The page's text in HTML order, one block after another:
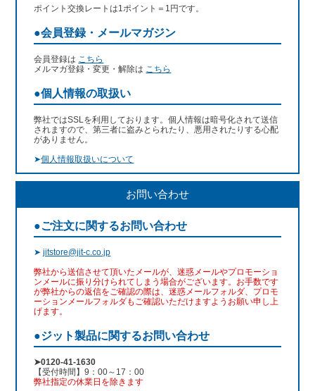
ポイント交換レートは1ポイント＝1円です。
●会員登録・メールマガジン
会員登録は こちら
メルマガ登録・変更・解除は こちら
●個人情報の取扱い
弊社ではSSLを利用しております。個人情報は暗号化されて送信
されますので、第三者に盗みとられたり、悪用されたりする心配
がありません。
➤個人情報取扱いについて
お問い合わせ
●ご注文に関するお問い合わせ
➤jitstore@jit-c.co.jp
弊社から送信させて頂いたメールが、迷惑メールやプロモーショ
ンメールに振り分けられてしまう場合がございます。お手数です
が弊社からの返信をご確認の際は、迷惑メールフォルダ、プロモ
ーションメールフォルダもご確認いただけますようお願い申し上
げます。
●ジット製品に関するお問い合わせ
➤0120-41-1630
【受付時間】9：00～17：00
弊社指定の休業日を除きます